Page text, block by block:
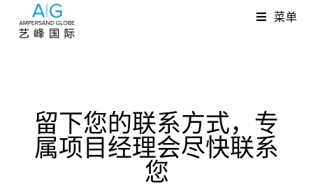
菜单
留下您的联系方式，专
属项目经理会尽快联系
您